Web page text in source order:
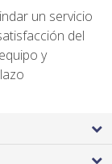
un servicio
del
y